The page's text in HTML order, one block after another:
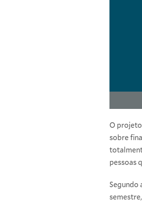
O projeto
sobre
pessoas
Segundo